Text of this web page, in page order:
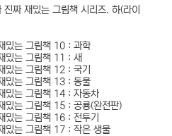
진짜 재밌는 그림책 시리즈. 하(라이
밌는 그림책 10 : 과학
밌는 그림책 11 : 새
밌는 그림책 12 : 국기
밌는 그림책 13 : 동물
밌는 그림책 14 : 자동차
밌는 그림책 15 : 공룡(완전판)
밌는 그림책 16 : 전투기
밌는 그림책 17 : 작은 생물